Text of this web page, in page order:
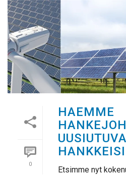
0
HAEMME
Etsimme nyt